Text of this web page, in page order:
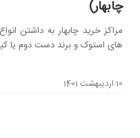
چابهار)
مراکز خرید چابهار به داشتن
های استوک و برند دست دوم یا
10 اردیبهشت 1401